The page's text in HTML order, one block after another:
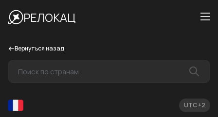
РЕЛОКАЦ
Вернуться назад
UTC +2